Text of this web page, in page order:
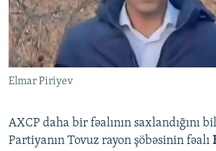
Elmar Piriyev
AXCP daha bir fəalının saxlandığını
Partiyanın Tovuz rayon şöbəsinin fəalı